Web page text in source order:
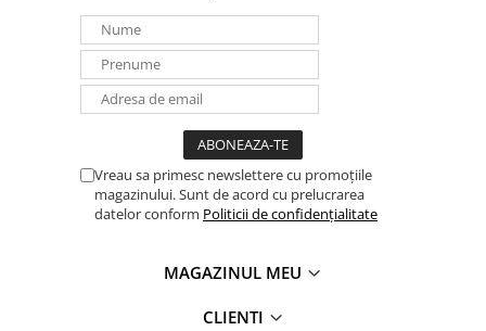
Acumulatori UPS
Drumetii / Camping
Accesorii
Frigidere portabile
Racire/Incalzire
Statii energie portabile
Vreau sa primesc newslettere cu promoțiile
magazinului. Sunt de acord cu prelucrarea
datelor conform Politicii de confidențialitate
MAGAZINUL MEU
CLIENTI